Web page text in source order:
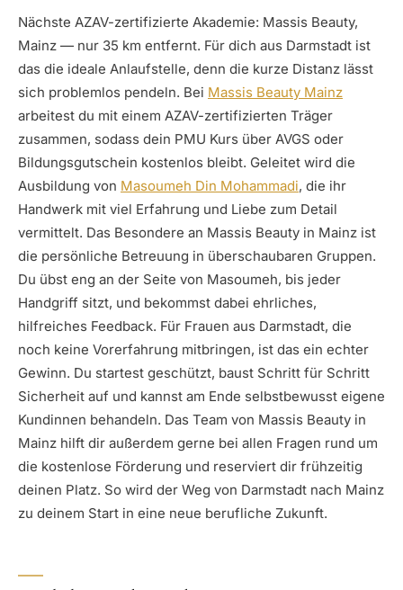
Nächste AZAV-zertifizierte Akademie: Massis Beauty,
Mainz — nur 35 km entfernt. Für dich aus Darmstadt ist
das die ideale Anlaufstelle, denn die kurze Distanz lässt
sich problemlos pendeln. Bei Massis Beauty Mainz
arbeitest du mit einem AZAV-zertifizierten Träger
zusammen, sodass dein PMU Kurs über AVGS oder
Bildungsgutschein kostenlos bleibt. Geleitet wird die
Ausbildung von Masoumeh Din Mohammadi, die ihr
Handwerk mit viel Erfahrung und Liebe zum Detail
vermittelt. Das Besondere an Massis Beauty in Mainz ist
die persönliche Betreuung in überschaubaren Gruppen.
Du übst eng an der Seite von Masoumeh, bis jeder
Handgriff sitzt, und bekommst dabei ehrliches,
hilfreiches Feedback. Für Frauen aus Darmstadt, die
noch keine Vorerfahrung mitbringen, ist das ein echter
Gewinn. Du startest geschützt, baust Schritt für Schritt
Sicherheit auf und kannst am Ende selbstbewusst eigene
Kundinnen behandeln. Das Team von Massis Beauty in
Mainz hilft dir außerdem gerne bei allen Fragen rund um
die kostenlose Förderung und reserviert dir frühzeitig
deinen Platz. So wird der Weg von Darmstadt nach Mainz
zu deinem Start in eine neue berufliche Zukunft.